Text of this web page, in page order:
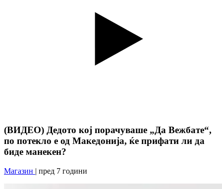
(ВИДЕО) Дедото кој порачуваше „Да Вежбате“,
по потекло е од Македонија, ќе прифати ли да
биде манекен?
Магазин | пред 7 години